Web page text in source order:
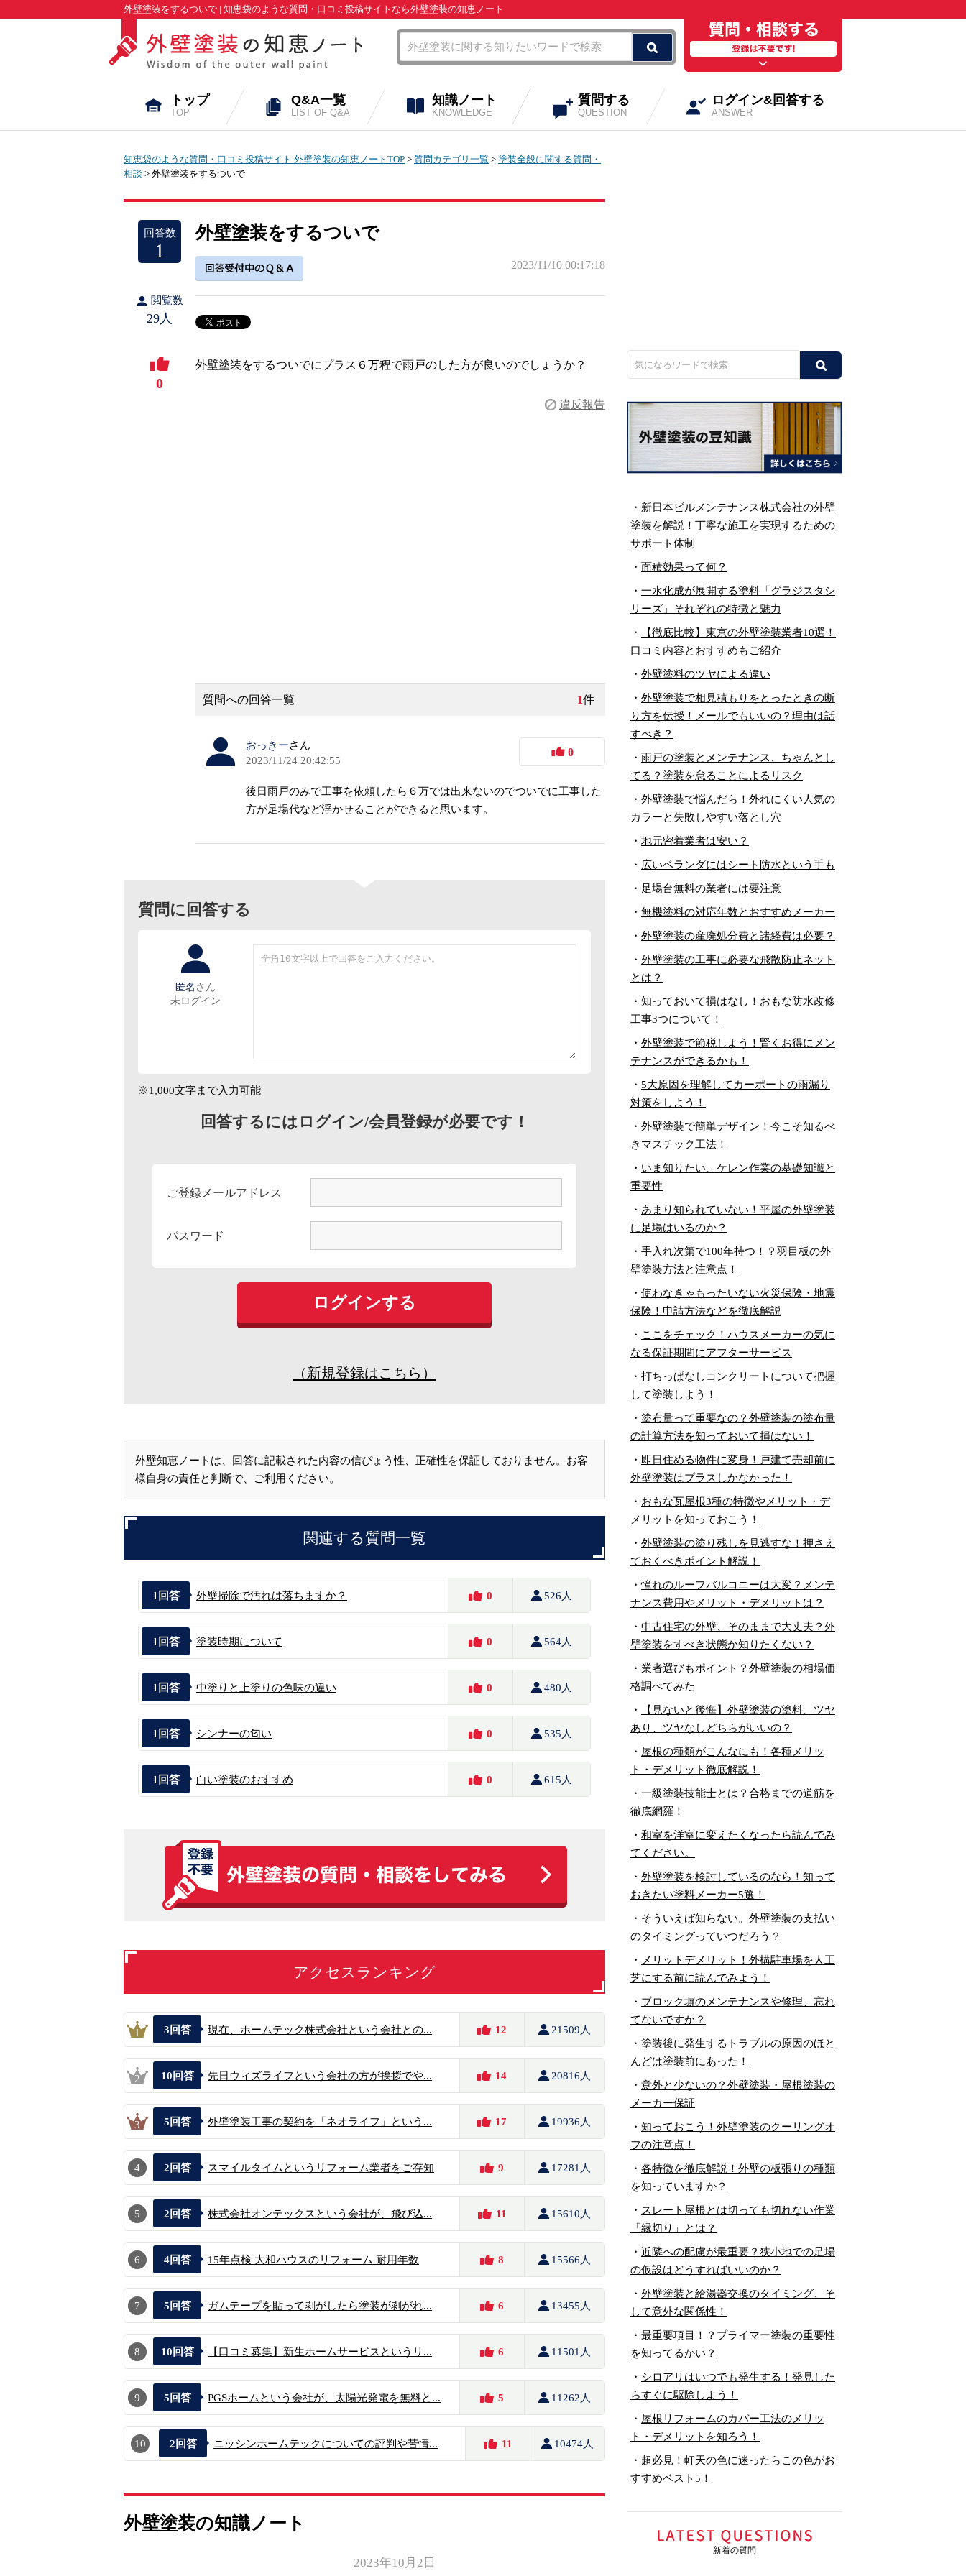
外壁塗装をするついで | 知恵袋のような質問・口コミ投稿サイトなら外壁塗装の知恵ノート
トップ
TOP
Q&A一覧
LIST OF Q&A
知識ノート
KNOWLEDGE
質問する
QUESTION
ログイン&回答する
ANSWER
知恵袋のような質問・口コミ投稿サイト 外壁塗装の知恵ノートTOP > 質問カテゴリ一覧 > 塗装全般に関する質問・
相談 > 外壁塗装をするついで
回答数
1
閲覧数
29人
0
外壁塗装をするついで
2023/11/10 00:17:18
外壁塗装をするついでにプラス６万程で雨戸のした方が良いのでしょうか？
違反報告
質問への回答一覧 1件
おっきーさん
2023/11/24 20:42:55
0
後日雨戸のみで工事を依頼したら６万では出来ないのでついでに工事した
方が足場代など浮かせることができると思います。
質問に回答する
匿名 さん
未ログイン
※1,000文字まで入力可能
回答するにはログイン/会員登録が必要です！
ご登録メールアドレス
パスワード
（新規登録はこちら）
外壁知恵ノートは、回答に記載された内容の信ぴょう性、正確性を保証しておりません。お客
様自身の責任と判断で、ご利用ください。
関連する質問一覧
1 回答 外壁掃除で汚れは落ちますか？ 0 526人
1 回答 塗装時期について 0 564人
1 回答 中塗りと上塗りの色味の違い 0 480人
1 回答 シンナーの匂い 0 535人
1 回答 白い塗装のおすすめ 0 615人
アクセスランキング
1 3 回答 現在、ホームテック株式会社という会社との... 12 21509人
2 10 回答 先日ウィズライフという会社の方が挨拶でや... 14 20816人
3 5 回答 外壁塗装工事の契約を「ネオライフ」という... 17 19936人
4 2 回答 スマイルタイムというリフォーム業者をご存知 9 17281人
5 2 回答 株式会社オンテックスという会社が、飛び込... 11 15610人
6 4回答 15年点検 大和ハウスのリフォーム 耐用年数 8 15566人
7 5 回答 ガムテープを貼って剥がしたら塗装が剥がれ... 6 13455人
8 10 回答 【口コミ募集】新生ホームサービスというリ... 6 11501人
9 5 回答 PGSホームという会社が、太陽光発電を無料と... 5 11262人
10 2 回答 ニッシンホームテックについての評判や苦情... 11 10474人
外壁塗装の知識ノート
2023年10月2日
・ 新日本ビルメンテナンス株式会社の外壁
塗装を解説！丁寧な施工を実現するための
サポート体制
・ 面積効果って何？
・ 一水化成が展開する塗料「グラジスタシ
リーズ」それぞれの特徴と魅力
・
【徹底比較】東京の外壁塗装業者10選！
口コミ内容とおすすめもご紹介
・ 外壁塗料のツヤによる違い
・ 外壁塗装で相見積もりをとったときの断
り方を伝授！メールでもいいの？理由は話
すべき？
・ 雨戸の塗装とメンテナンス、ちゃんとし
てる？塗装を怠ることによるリスク
・ 外壁塗装で悩んだら！外れにくい人気の
カラーと失敗しやすい落とし穴
・ 地元密着業者は安い？
・ 広いベランダにはシート防水という手も
・ 足場台無料の業者には要注意
・ 無機塗料の対応年数とおすすめメーカー
・ 外壁塗装の産廃処分費と諸経費は必要？
・ 外壁塗装の工事に必要な飛散防止ネット
とは？
・ 知っておいて損はなし！おもな防水改修
工事3つについて！
・ 外壁塗装で節税しよう！賢くお得にメン
テナンスができるかも！
・ 5大原因を理解してカーポートの雨漏り
対策をしよう！
・ 外壁塗装で簡単デザイン！今こそ知るべ
きマスチック工法！
・ いま知りたい、ケレン作業の基礎知識と
重要性
・ あまり知られていない！平屋の外壁塗装
に足場はいるのか？
・ 手入れ次第で100年持つ！？羽目板の外
壁塗装方法と注意点！
・ 使わなきゃもったいない火災保険・地震
保険！申請方法などを徹底解説
・ ここをチェック！ハウスメーカーの気に
なる保証期間にアフターサービス
・ 打ちっぱなしコンクリートについて把握
して塗装しよう！
・ 塗布量って重要なの？外壁塗装の塗布量
の計算方法を知っておいて損はない！
・ 即日住める物件に変身！戸建て売却前に
外壁塗装はプラスしかなかった！
・ おもな瓦屋根3種の特徴やメリット・デ
メリットを知っておこう！
・ 外壁塗装の塗り残しを見逃すな！押さえ
ておくべきポイント解説！
・憧れのルーフバルコニーは大変？メンテ
ナンス費用やメリット・デメリットは？
・ 中古住宅の外壁、そのままで大丈夫？外
壁塗装をすべき状態か知りたくない？
・ 業者選びもポイント？外壁塗装の相場価
格調べてみた
・
【見ないと後悔】外壁塗装の塗料、ツヤ
あり、ツヤなしどちらがいいの？
・ 屋根の種類がこんなにも！各種メリッ
ト・デメリット徹底解説！
・ 一級塗装技能士とは？合格までの道筋を
徹底網羅！
・ 和室を洋室に変えたくなったら読んでみ
てください。
・ 外壁塗装を検討しているのなら！知って
おきたい塗料メーカー5選！
・ そういえば知らない。外壁塗装の支払い
のタイミングっていつだろう？
・ メリットデメリット！外構駐車場を人工
芝にする前に読んでみよう！
・ ブロック塀のメンテナンスや修理、忘れ
てないですか？
・ 塗装後に発生するトラブルの原因のほと
んどは塗装前にあった！
・ 意外と少ないの？外壁塗装・屋根塗装の
メーカー保証
・ 知っておこう！外壁塗装のクーリングオ
フの注意点！
・ 各特徴を徹底解説！外壁の板張りの種類
を知っていますか？
・ スレート屋根とは切っても切れない作業
「縁切り」とは？
・ 近隣への配慮が最重要？狭小地での足場
の仮設はどうすればいいのか？
・ 外壁塗装と給湯器交換のタイミング、そ
して意外な関係性！
・ 最重要項目！？プライマー塗装の重要性
を知ってるかい？
・ シロアリはいつでも発生する！発見した
らすぐに駆除しよう！
・ 屋根リフォームのカバー工法のメリッ
ト・デメリットを知ろう！
・ 超必見！軒天の色に迷ったらこの色がお
すすめベスト5！
新着の質問